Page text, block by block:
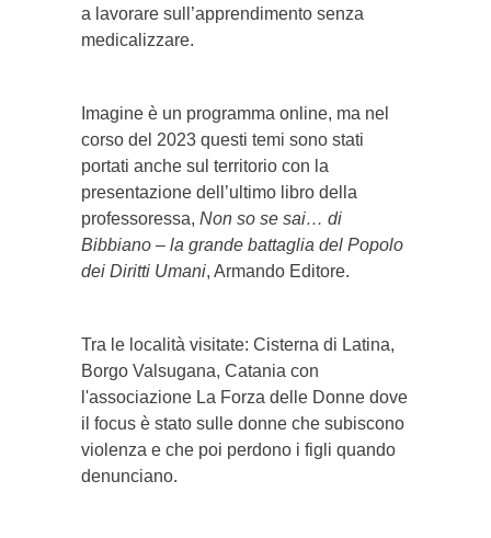
a lavorare sull’apprendimento senza
medicalizzare.
Imagine è un programma online, ma nel
corso del 2023 questi temi sono stati
portati anche sul territorio con la
presentazione dell’ultimo libro della
professoressa, Non so se sai… di
Bibbiano – la grande battaglia del Popolo
dei Diritti Umani, Armando Editore.
Tra le località visitate: Cisterna di Latina,
Borgo Valsugana, Catania con
l'associazione La Forza delle Donne dove
il focus è stato sulle donne che subiscono
violenza e che poi perdono i figli quando
denunciano.